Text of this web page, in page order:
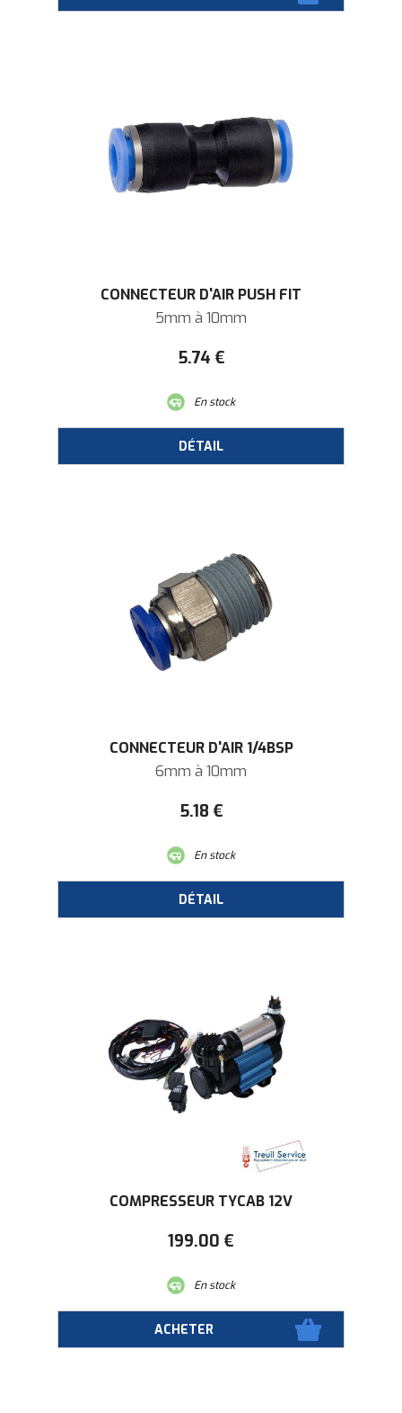
CONNECTEUR D'AIR PUSH FIT
5mm à 10mm
5.74 €
En stock
CONNECTEUR D'AIR 1/4BSP
6mm à 10mm
5.18 €
En stock
COMPRESSEUR TYCAB 12V
199.00 €
En stock